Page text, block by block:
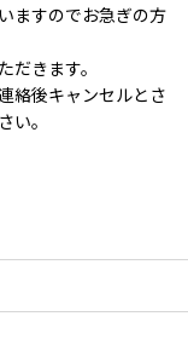
ますのでお急ぎの方
きます。
絡後キャンセルとさ
い。